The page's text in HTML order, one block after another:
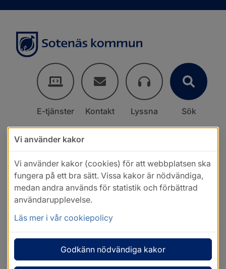
E-tjänster Kontakt Lyssna Sök
Vi använder kakor
Vi använder kakor (cookies) för att webbplatsen ska
fungera på ett bra sätt. Vissa kakor är nödvändiga,
medan andra används för statistik och förbättrad
användarupplevelse.
Läs mer i vår cookiepolicy
Godkänn nödvändiga kakor